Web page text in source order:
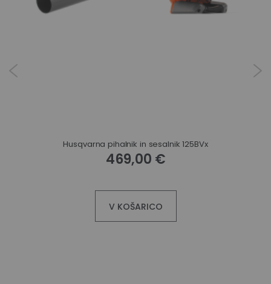
Husqvarna pihalnik in sesalnik 125BVx
469,00 €
V KOŠARICO